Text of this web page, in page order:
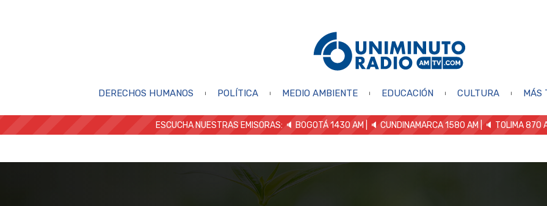
DERECHOS HUMANOS POLÍTICA MEDIO AMBIENTE EDUCACIÓN CULTURA MÁS
ESCUCHA NUESTRAS EMISORAS: 🔈 BOGOTÁ 1430 AM | 🔈 CUNDINAMARCA 1580 AM | 🔈 TOLIMA 870